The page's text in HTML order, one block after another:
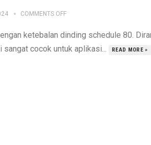
COMMENTS OFF
ketebalan dinding schedule 80.
cocok untuk aplikasi...
READ MORE »